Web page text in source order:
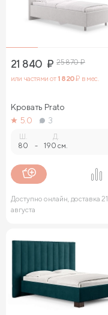
21 840 ₽ 25 870₽
или частями от1 820₽ в мес.
Кровать Prato
5.0
3
80 -
Д.
190 см.
Доступно онлайн, доставка 21
августа